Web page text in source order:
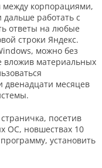
между корпорациями,
дальше работать с
ответы на любые
строки Яндекс.
можно без
вложив материальных
двенадцати месяцев
посетив
ОС, новшествах 10
установить